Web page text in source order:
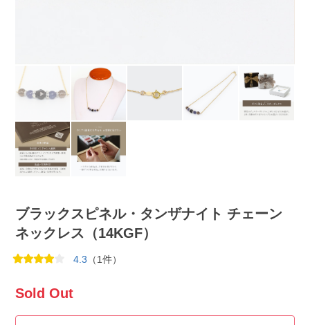
ブラックスピネル・タンザナイト チェーン
ネックレス（14KGF）
4.3 （1件）
Sold Out